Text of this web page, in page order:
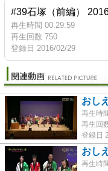
#39石塚（前編）
再生時間 00:29:59
再生回数 750
登録日 2016/02/29
おし
再生時
再生回
登録日
おし
再生時